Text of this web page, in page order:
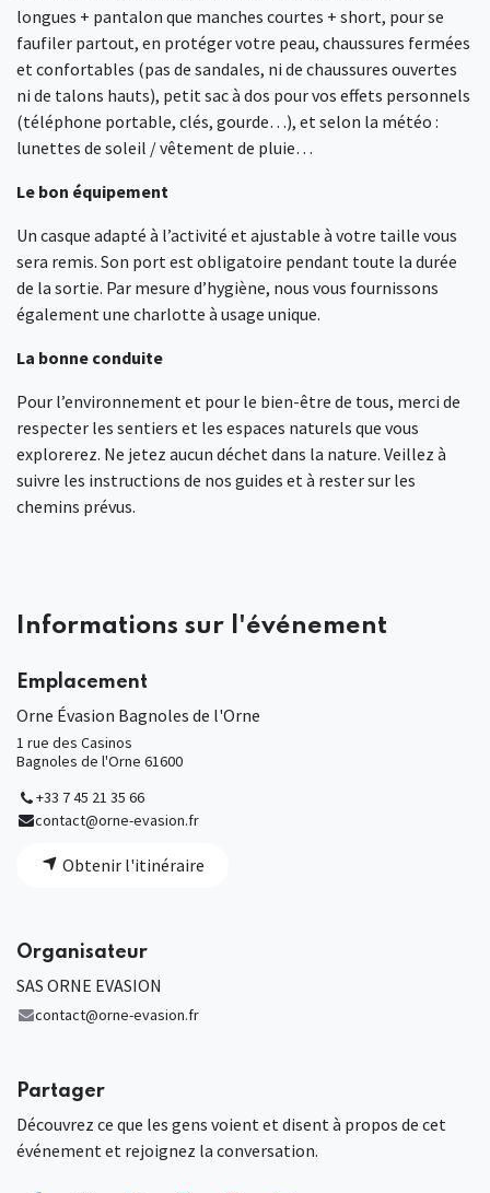
longues + pantalon que manches courtes + short, pour se
faufiler partout, en protéger votre peau, chaussures fermées
et confortables (pas de sandales, ni de chaussures ouvertes
ni de talons hauts), petit sac à dos pour vos effets personnels
(téléphone portable, clés, gourde…), et selon la météo :
lunettes de soleil / vêtement de pluie…
Le bon équipement
Un casque adapté à l’activité et ajustable à votre taille vous
sera remis. Son port est obligatoire pendant toute la durée
de la sortie. Par mesure d’hygiène, nous vous fournissons
également une charlotte à usage unique.
La bonne conduite
Pour l’environnement et pour le bien-être de tous, merci de
respecter les sentiers et les espaces naturels que vous
explorerez. Ne jetez aucun déchet dans la nature. Veillez à
suivre les instructions de nos guides et à rester sur les
chemins prévus.
Informations sur l'événement
Emplacement
Orne Évasion Bagnoles de l'Orne
1 rue des Casinos
Bagnoles de l'Orne 61600
+33 7 45 21 35 66
contact@orne-evasion.fr
Obtenir l'itinéraire
Organisateur
SAS ORNE EVASION
contact@orne-evasion.fr
Partager
Découvrez ce que les gens voient et disent à propos de cet
événement et rejoignez la conversation.